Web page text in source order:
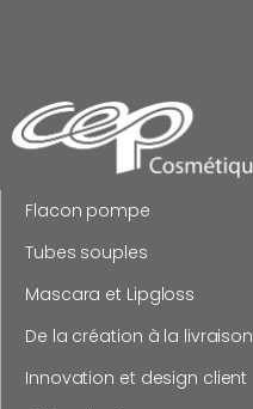
Flacon pompe
Tubes souples
Mascara et Lipgloss
De la création à la livraison
Innovation et design client